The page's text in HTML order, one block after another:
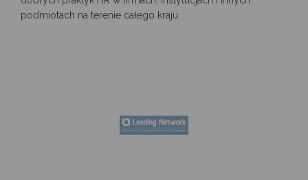
podmiotach na terenie całego kraju.